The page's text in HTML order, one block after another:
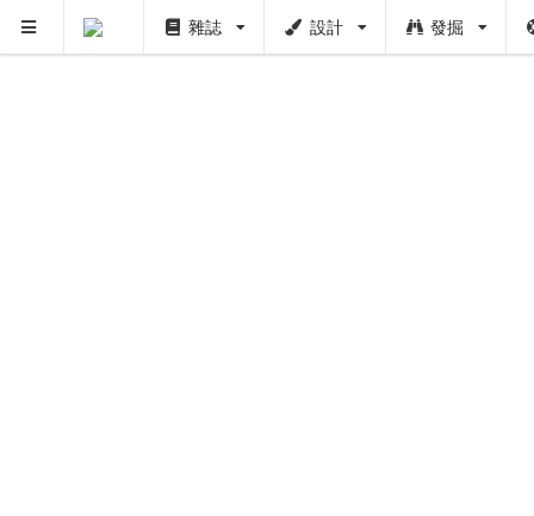
雜誌 設計 發掘